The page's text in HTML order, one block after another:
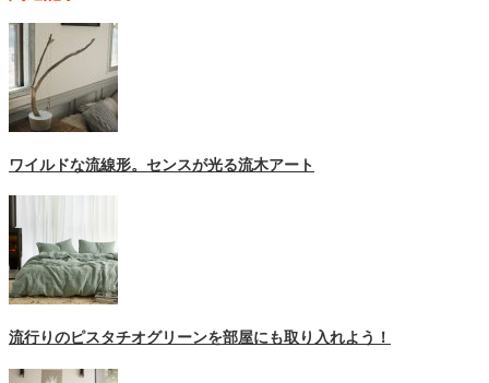
ワイルドな流線形。センスが光る流木アート
流行りのピスタチオグリーンを部屋にも取り入れよう！